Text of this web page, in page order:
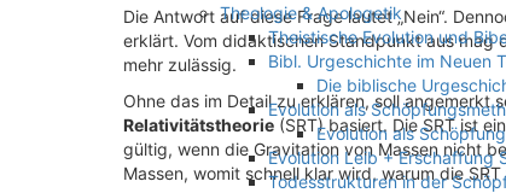
Theologie & Apologetik
Theistische Evolution und
Bibl. Urgeschichte im Neuen
Die biblische
Evolution als
Evolution als
Evolution Leib + Erschaffung
Todesstrukturen in der
Die Antwort auf diese Frage lautet „Nein“.
erklärt. Vom didaktischen Standpunkt aus mag
mehr zulässig.
Ohne das im Detail zu erklären, soll angemerkt
Relativitätstheorie (SRT) basiert. Die SRT ist
gültig, wenn die Gravitation von Massen nicht
Massen, womit schnell klar wird, warum die